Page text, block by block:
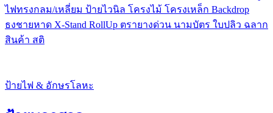
ไฟทรงกลม/เหลี่ยม ป้ายไวนิล โครงไม้ โครงเหล็ก Backdrop
ธงชายหาด X-Stand RollUp ตรายางด่วน นามบัตร ใบปลิว ฉลาก
สินค้า สติ
ป้ายไฟ & อักษรโลหะ